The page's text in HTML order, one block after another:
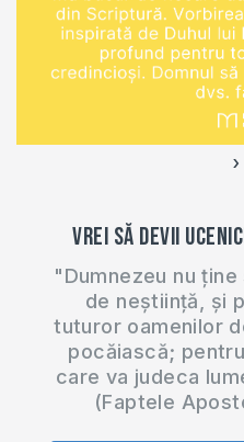
‹
Vrei să devii
"Dumnezeu nu
de neștiință, și
tuturor oamenilor
pocăiască;
care va judeca
(Faptele